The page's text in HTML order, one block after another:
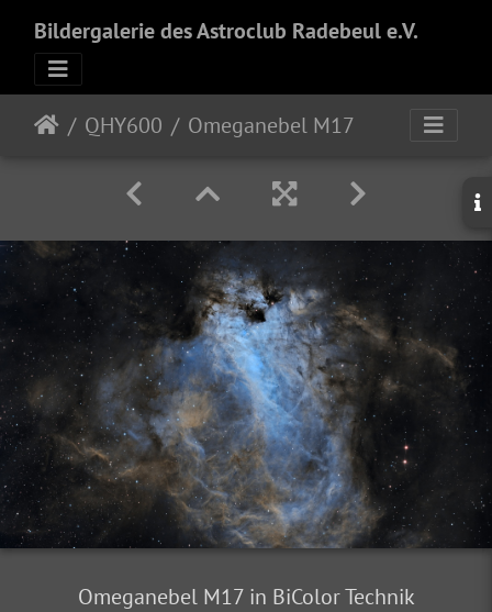
Bildergalerie des Astroclub Radebeul e.V.
QHY600 Omeganebel M17
Omeganebel M17 in BiColor Technik